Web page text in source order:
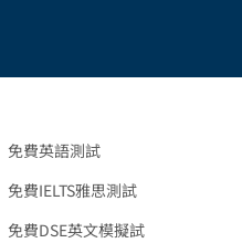
免費英語測試
免費IELTS雅思測試
免費DSE英文模擬試